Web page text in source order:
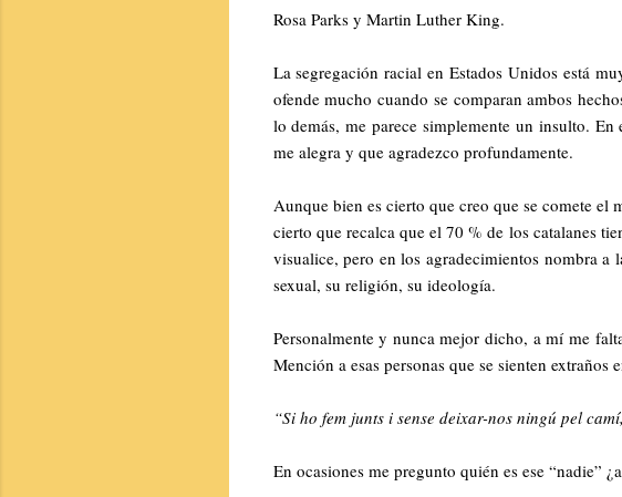
Rosa Parks y Martin Luther King.
La segregación racial en Estados Unidos está
ofende mucho cuando se comparan ambos
lo demás, me parece simplemente un insulto.
me alegra y que agradezco profundamente.
Aunque bien es cierto que creo que se comete el
cierto que recalca que el 70 % de los catalanes
visualice, pero en los agradecimientos nombra
sexual, su religión, su ideología.
Personalmente y nunca mejor dicho, a mí me
Mención a esas personas que se sienten extraños
“Si ho fem junts i sense deixar-nos ningú pel
En ocasiones me pregunto quién es ese “nadie”